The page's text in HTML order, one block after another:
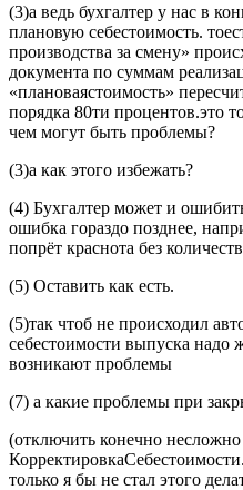
(3)а ведь бухгалтер у нас в
плановую себестоимость.
производства за смену»
документа по суммам
«плановаястоимость»
порядка 80ти процентов.это
чем могут быть проблемы?
(3)а как этого избежать?
(4) Бухгалтер может и
ошибка гораздо позднее,
попрёт краснота без
(5) Оставить как есть.
(5)так чтоб не происходил
себестоимости выпуска надо
возникают проблемы
(7) а какие проблемы при
(отключить конечно
только я бы не стал этого